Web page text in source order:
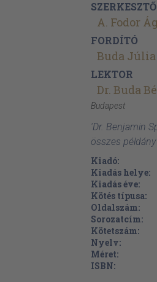
SZERKESZTŐ
A. Fodor
FORDÍTÓ
Buda Júlia
LEKTOR
Dr. Buda
Budapest
'Dr. Benjamin
összes példány
Kiadó:
Kiadás helye:
Kiadás éve:
Kötés típusa:
Oldalszám:
Sorozatcím:
Kötetszám:
Nyelv:
Méret:
ISBN: